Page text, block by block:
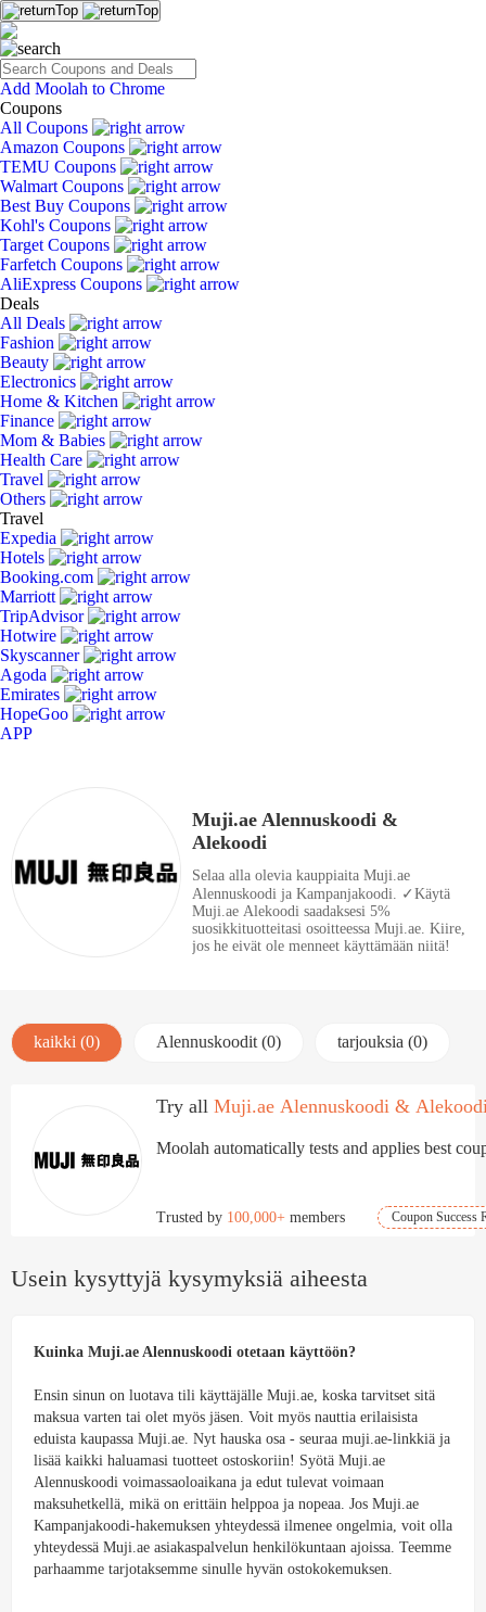
Add Moolah to Chrome
Coupons
All Coupons
Amazon Coupons
TEMU Coupons
Walmart Coupons
Best Buy Coupons
Kohl's Coupons
Target Coupons
Farfetch Coupons
AliExpress Coupons
Deals
All Deals
Fashion
Beauty
Electronics
Home & Kitchen
Finance
Mom & Babies
Health Care
Travel
Others
Travel
Expedia
Hotels
Booking.com
Marriott
TripAdvisor
Hotwire
Skyscanner
Agoda
Emirates
HopeGoo
APP
Muji.ae Alennuskoodi &
Alekoodi
Selaa alla olevia kauppiaita Muji.ae
Alennuskoodi ja Kampanjakoodi. ✓Käytä
Muji.ae Alekoodi saadaksesi 5%
suosikkituotteitasi osoitteessa Muji.ae. Kiire,
jos he eivät ole menneet käyttämään niitä!
kaikki (0) Alennuskoodit (0) tarjouksia (0)
Try all Muji.ae Alennuskoodi &
Moolah automatically tests and applies best
Trusted by 100,000+ members Coupon Success
Usein kysyttyjä kysymyksiä aiheesta
Kuinka Muji.ae Alennuskoodi otetaan käyttöön?
Ensin sinun on luotava tili käyttäjälle Muji.ae, koska tarvitset sitä
maksua varten tai olet myös jäsen. Voit myös nauttia erilaisista
eduista kaupassa Muji.ae. Nyt hauska osa - seuraa muji.ae-linkkiä ja
lisää kaikki haluamasi tuotteet ostoskoriin! Syötä Muji.ae
Alennuskoodi voimassaoloaikana ja edut tulevat voimaan
maksuhetkellä, mikä on erittäin helppoa ja nopeaa. Jos Muji.ae
Kampanjakoodi-hakemuksen yhteydessä ilmenee ongelmia, voit olla
yhteydessä Muji.ae asiakaspalvelun henkilökuntaan ajoissa. Teemme
parhaamme tarjotaksemme sinulle hyvän ostokokemuksen.